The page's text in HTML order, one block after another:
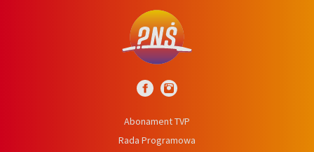
Abonament TVP
Rada Programowa